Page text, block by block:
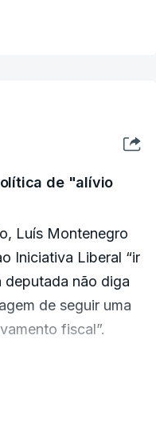
de "alívio
Luís Montenegro
Iniciativa Liberal “ir
deputada não diga
de seguir uma
fiscal”.